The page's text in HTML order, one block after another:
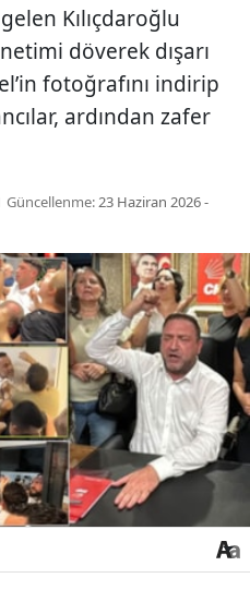
Kılıçdaroğlu
döverek dışarı
fotoğrafını indirip
ardından zafer
Güncellenme:23 Haziran 2026 -